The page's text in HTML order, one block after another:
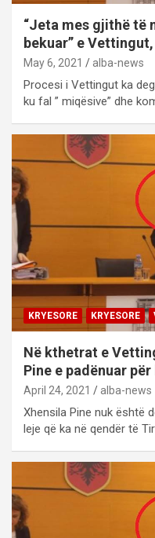
“Jeta mes gjithë të
bekuar” e
May 6, 2021 alba-news
Procesi i Vettingut ka
ku fal ” miqësive” dhe
KRYESORE KRYESORE
Në kthetrat e
Pine e padënuar
April 24, 2021 alba-news
Xhensila Pine nuk është
leje që ka në qendër të